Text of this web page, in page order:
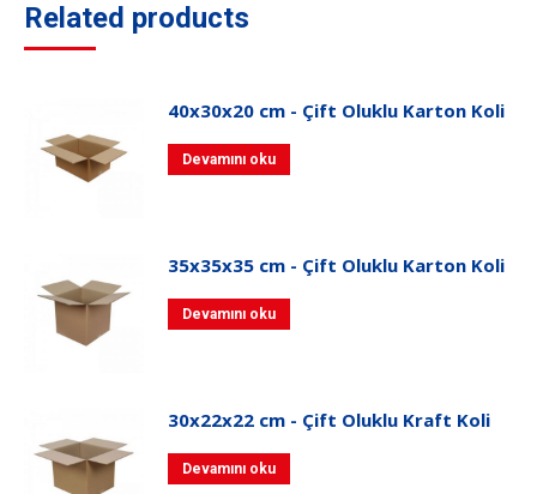
Related products
40x30x20 cm - Çift Oluklu Karton Koli
Devamını oku
35x35x35 cm - Çift Oluklu Karton Koli
Devamını oku
30x22x22 cm - Çift Oluklu Kraft Koli
Devamını oku